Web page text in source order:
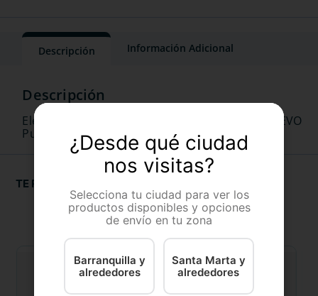
Descripción Información Adicional
Eleva su experiencia gastronómica con el NUEVO
Purina® Fancy Feast® Pure Kiss con Atún
TE RECOMENDAMOS
¿Desde qué ciudad
nos visitas?
Selecciona tu ciudad para ver los
productos disponibles y opciones
de envío en tu zona
Barranquilla y
alrededores
Santa Marta y
alrededores